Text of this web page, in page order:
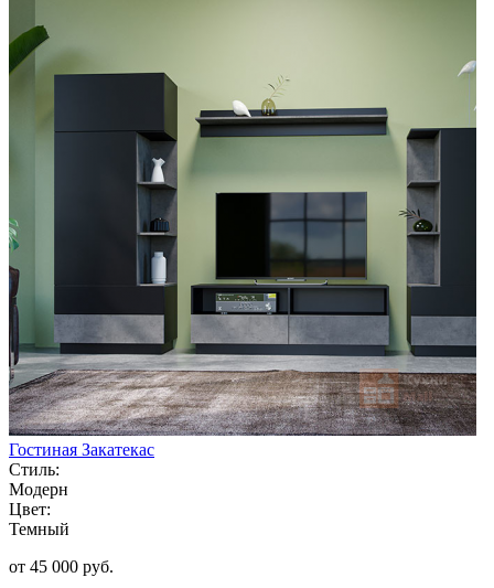
Гостиная Закатекас
Стиль:
Модерн
Цвет:
Темный
от 45 000 руб.